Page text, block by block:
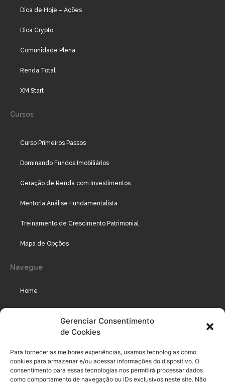
Gerenciar Consentimento
de Cookies
Para fornecer as melhores experiências, usamos tecnologias como
cookies para armazenar e/ou acessar informações do dispositivo. O
consentimento para essas tecnologias nos permitirá processar dados
como comportamento de navegação ou IDs exclusivos neste site. Não
Dica de Hoje – Ações
Dica Crypto
Comunidade Plena
Renda Total
XM Start
Cursos
Curso Primeiros Passos
Dominando Fundos Imobiliários
Geração de Renda com Investimentos
Mentoria Análise Fundamentalista
Treinamento de Crescimento Patrimonial
Mapa de Opções
Navegue
Home
Podcast
Legal